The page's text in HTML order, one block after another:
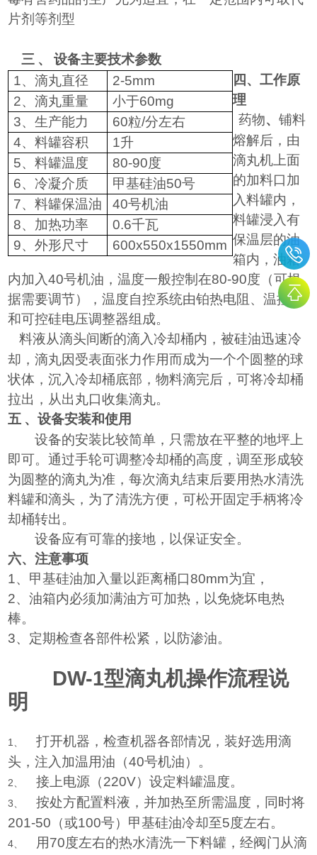
片剂等剂型
三 、
设备主要技术参数
1、滴丸直径
2-5mm
2、滴丸重量 小于60mg
3、生产能力 60粒/分左右
4、料罐容积 1升
5、料罐温度 80-90度
6、冷凝介质 甲基硅油50号
7、料罐保温油 40号机油
8、加热功率 0.6千瓦
9、外形尺寸 600x550x1550mm
四、工作原
理
药物、铺料
熔解后，由
滴丸机上面
的加料口加
入料罐内，
料罐浸入有
保温层的油
箱内，油箱
内加入40号机油，温度一般控制在80-90度（可根
据需要调节），温度自控系统由铂热电阻、温控仪
和可控硅电压调整器组成。
料液从滴头间断的滴入冷却桶内，被硅油迅速冷
却，滴丸因受表面张力作用而成为一个个圆整的球
状体，沉入冷却桶底部，物料滴完后，可将冷却桶
拉出，从出丸口收集滴丸。
五 、设备安装和使用
设备的安装比较简单，只需放在平整的地坪上
即可。通过手轮可调整冷却桶的高度，调至形成较
为圆整的滴丸为准，每次滴丸结束后要用热水清洗
料罐和滴头，为了清洗方便，可松开固定手柄将冷
却桶转出。
设备应有可靠的接地，以保证安全。
六、注意事项
1、甲基硅油加入量以距离桶口80mm为宜，
2、油箱内必须加满油方可加热，以免烧坏电热
棒。
3、定期检查各部件松紧，以防渗油。
DW-1型滴丸机操作流程说
明
1、
打开机器，检查机器各部情况，装好选用滴
头，注入加温用油（40号机油）。
2、 接上电源（220V）设定料罐温度。
3、
按处方配置料液，并加热至所需温度，同时将
201-50 （或100号）甲基硅油冷却至5度左右。
4、 用70度左右的热水清洗一下料罐，经阀门从滴